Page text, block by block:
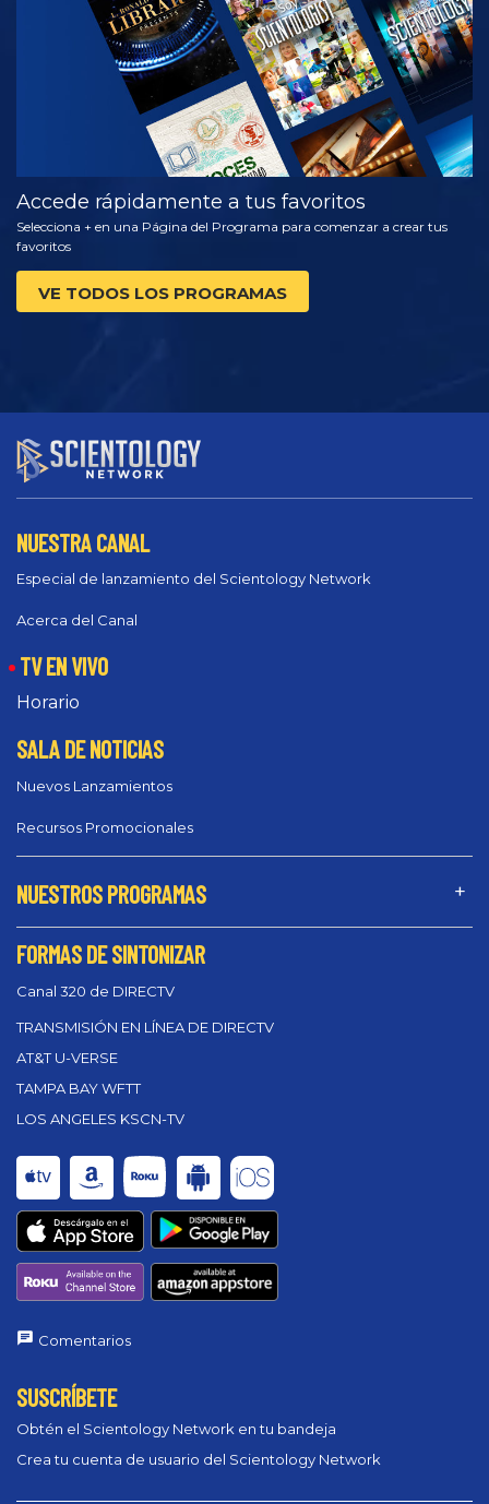
SERIES
Accede rápidamente a tus favoritos
Selecciona + en una Página del Programa para comenzar a crear tus
favoritos
VE TODOS LOS PROGRAMAS
NUESTRA CANAL
Especial de lanzamiento del Scientology Network
Acerca del Canal
TV EN VIVO
Horario
SALA DE NOTICIAS
Nuevos Lanzamientos
Recursos Promocionales
NUESTROS PROGRAMAS
FORMAS DE SINTONIZAR
Canal 320 de DIRECTV
TRANSMISIÓN EN LÍNEA DE DIRECTV
AT&T U-VERSE
TAMPA BAY WFTT
LOS ANGELES KSCN-TV
Comentarios
SUSCRÍBETE
Obtén el Scientology Network en tu bandeja
Crea tu cuenta de usuario del Scientology Network